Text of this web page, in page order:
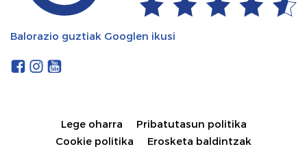
Balorazio guztiak Googlen ikusi
Lege oharra
Pribatutasun politika
Cookie politika
Erosketa baldintzak